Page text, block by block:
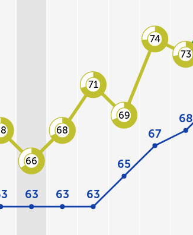
63 63 63
65
67
68
66
68
71
69
74
73